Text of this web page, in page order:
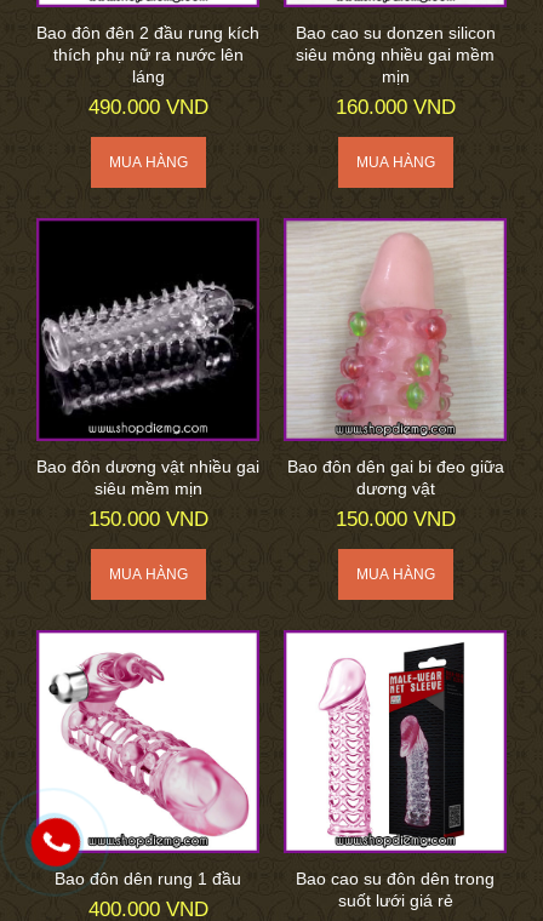
Bao đôn đên 2 đầu rung kích
thích phụ nữ ra nước lên
láng
490.000 VND
Bao cao su donzen silicon
siêu mỏng nhiều gai mềm
mịn
160.000 VND
Bao đôn dương vật nhiều gai
siêu mềm mịn
150.000 VND
Bao đôn dên gai bi đeo giữa
dương vật
150.000 VND
Bao đôn dên rung 1 đầu
400.000 VND
Bao cao su đôn dên trong
suốt lưới giá rẻ